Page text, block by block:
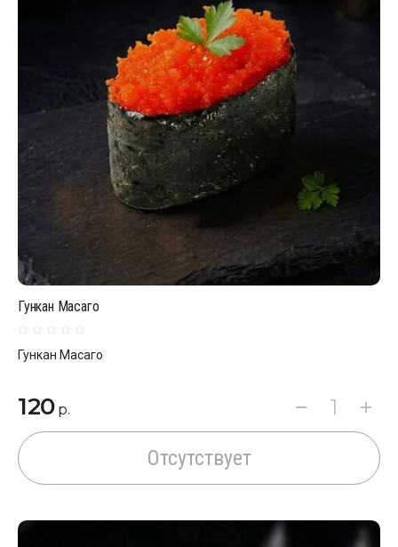
Гункан Масаго
Гункан Масаго
120р.
Отсутствует